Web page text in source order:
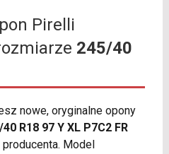
Pirelli
245/40
nowe, oryginalne opony
R18 97 Y XL P7C2 FR
Model